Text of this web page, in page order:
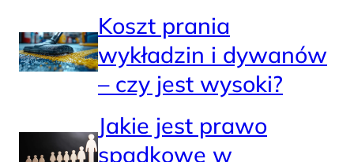
Koszt prania
wykładzin i dywanów
– czy jest wysoki?
Jakie jest prawo
spadkowe w